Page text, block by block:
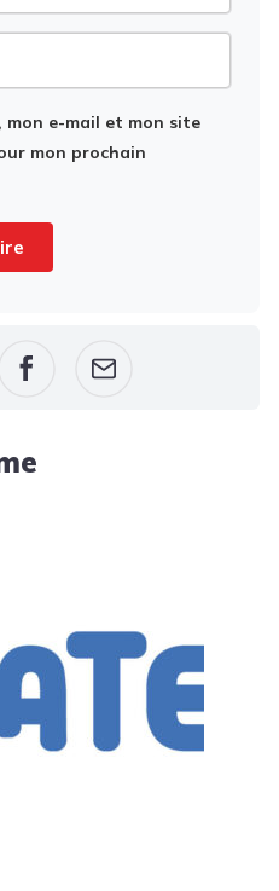
mon e-mail et mon site
mon prochain